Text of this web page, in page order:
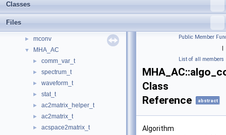
Classes
Files
►
► mconv
▼ MHA_AC
► comm_var_t
► spectrum_t
► waveform_t
► stat_t
► ac2matrix_helper_t
► ac2matrix_t
► acspace2matrix_t
Public Member
|
List of all members
Class
Reference
abstract
Algorithm